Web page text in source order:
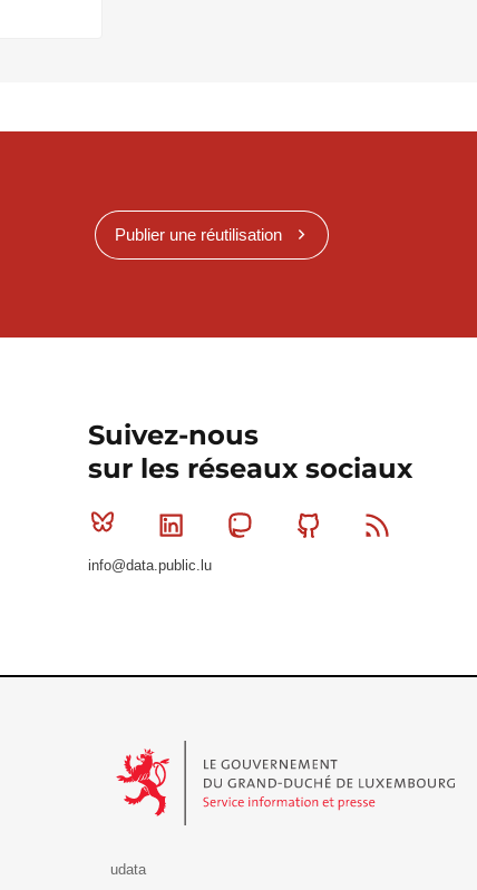
Publier une réutilisation
Suivez-nous
sur les réseaux sociaux
Bluesky Linkedin MastodonGithub
info@data.public.lu
udata